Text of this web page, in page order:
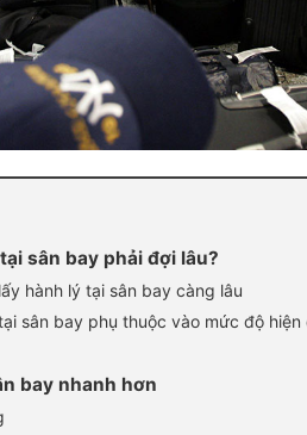
sân bay phải đợi lâu?
hành lý tại sân bay càng lâu
sân bay phụ thuộc vào mức độ hiện
bay nhanh hơn